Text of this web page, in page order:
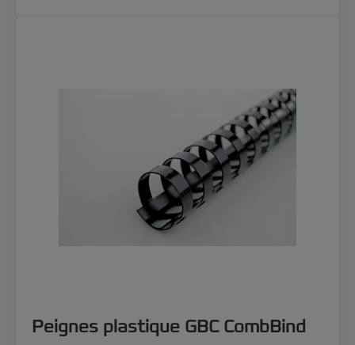
Peignes plastique GBC CombBind